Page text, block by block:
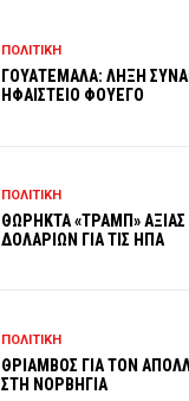
ΠΟΛΙΤΙΚΗ
ΓΟΥΑΤΕΜΑΛΑ: ΛΗΞΗ
ΗΦΑΙΣΤΕΙΟ ΦΟΥΕΓΟ
ΠΟΛΙΤΙΚΗ
ΘΩΡΗΚΤΑ «ΤΡΑΜΠ» ΑΞΙΑΣ
ΔΟΛΑΡΙΩΝ ΓΙΑ ΤΙΣ ΗΠΑ
ΠΟΛΙΤΙΚΗ
ΘΡΙΑΜΒΟΣ ΓΙΑ ΤΟΝ
ΣΤΗ ΝΟΡΒΗΓΙΑ